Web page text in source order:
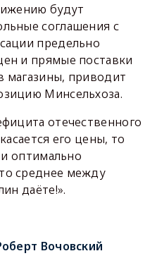
будут
соглашения с
предельно
и прямые поставки
магазины, приводит
Минсельхоза.
отечественного
его цены, то
оптимально
среднее между
даёте!».
Вочовский